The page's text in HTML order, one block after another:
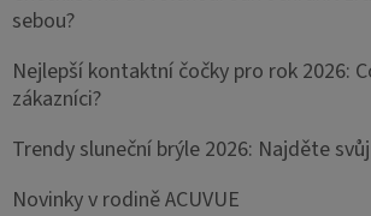
sebou?
Nejlepší kontaktní čočky pro rok 2026:
zákazníci?
Trendy sluneční brýle 2026: Najděte
Novinky v rodině ACUVUE